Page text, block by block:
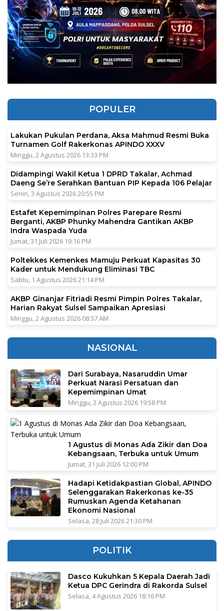
POPULER
Lakukan Pukulan Perdana, Aksa Mahmud Resmi Buka
Turnamen Golf Rakerkonas APINDO XXXV
Minggu, 2 Agustus 2026 13:33 PM
Didampingi Wakil Ketua 1 DPRD Takalar, Achmad
Daeng Se’re Serahkan Bantuan PIP Kepada 106 Pelajar
Senin, 3 Agustus 2026 20:55 PM
Estafet Kepemimpinan Polres Parepare Resmi
Berganti, AKBP Phunky Mahendra Gantikan AKBP
Indra Waspada Yuda
Jumat, 31 Juli 2026 19:16 PM
Poltekkes Kemenkes Mamuju Perkuat Kapasitas 30
Kader untuk Mendukung Eliminasi TBC
Sabtu, 1 Agustus 2026 21:14 PM
AKBP Ginanjar Fitriadi Resmi Pimpin Polres Takalar,
Harian Rakyat Sulsel Sampaikan Apresiasi
Minggu, 2 Agustus 2026 08:37 AM
NASIONAL
Dari Surabaya, Nasaruddin Umar
Perkuat Narasi Persatuan dan
Kepemimpinan Umat
Minggu, 2 Agustus 2026 19:58 PM
1 Agustus di Monas Ada Zikir dan Doa
Kebangsaan, Terbuka untuk Umum
Jumat, 31 Juli 2026 12:00 PM
Hadapi Ketidakpastian Global, APINDO
Selenggarakan Rakerkonas ke-35
Rumuskan Agenda Ketahanan
Ekonomi Nasional
Selasa, 28 Juli 2026 21:30 PM
POLITIK
Dasco Kukuhkan 5 Kepala Daerah Jadi
Ketua DPC Gerindra di Rakorda Sulsel
Selasa, 4 Agustus 2026 18:16 PM